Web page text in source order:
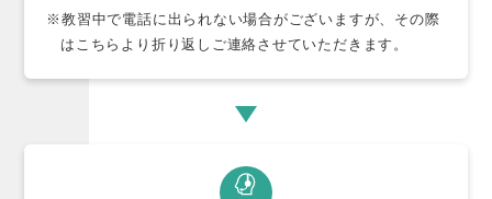
※教習中で電話に出られない場合がございますが、その際
はこちらより折り返しご連絡させていただきます。